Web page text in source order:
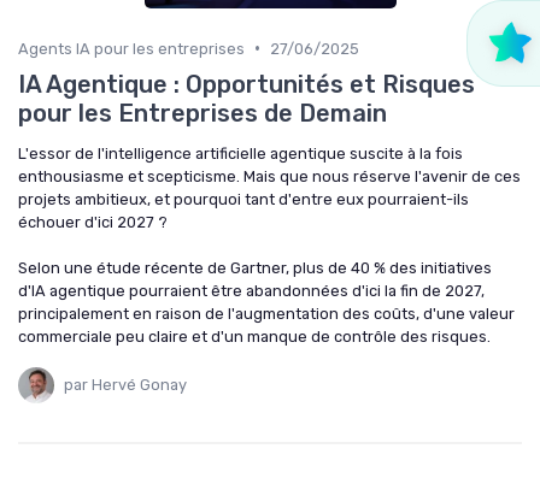
Agents IA pour les entreprises • 27/06/2025
IA Agentique : Opportunités et Risques
pour les Entreprises de Demain
L'essor de l'intelligence artificielle agentique suscite à la fois
enthousiasme et scepticisme. Mais que nous réserve l'avenir de ces
projets ambitieux, et pourquoi tant d'entre eux pourraient-ils
échouer d'ici 2027 ?
Selon une étude récente de Gartner, plus de 40 % des initiatives
d'IA agentique pourraient être abandonnées d'ici la fin de 2027,
principalement en raison de l'augmentation des coûts, d'une valeur
commerciale peu claire et d'un manque de contrôle des risques.
par Hervé Gonay